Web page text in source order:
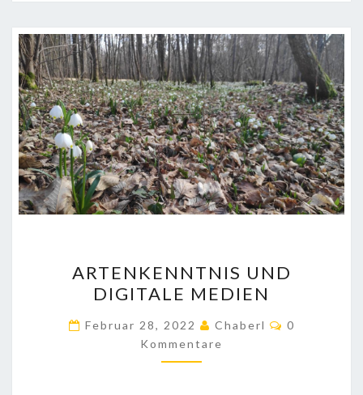
UND
DIGITALE
MEDIEN
ARTENKENNTNIS UND
DIGITALE MEDIEN
Februar 28, 2022 Chaberl
0
Kommentare